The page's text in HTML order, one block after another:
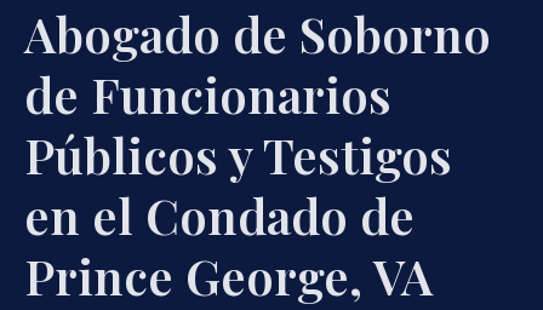
Abogado de Soborno
de Funcionarios
Públicos y Testigos
en el Condado de
Prince George, VA